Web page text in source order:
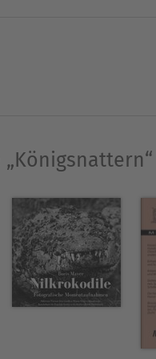
hat über rund
lebt mit seiner
gehören
sowie zahlreiche